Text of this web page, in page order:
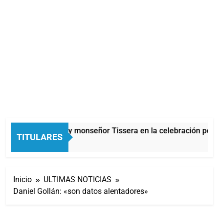
TITULARES
Carlos Balor y monseñor Tissera en la celebración por
4 Minutos Atrás
Inicio
ULTIMAS NOTICIAS
Daniel Gollán: «son datos alentadores»